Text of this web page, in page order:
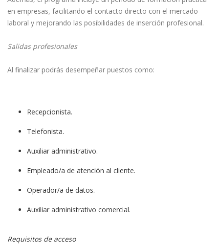
en empresas, facilitando el contacto directo con el mercado
laboral y mejorando las posibilidades de inserción profesional.
Salidas profesionales
Al finalizar podrás desempeñar puestos como:
Recepcionista.
Telefonista.
Auxiliar administrativo.
Empleado/a de atención al cliente.
Operador/a de datos.
Auxiliar administrativo comercial.
Requisitos de acceso